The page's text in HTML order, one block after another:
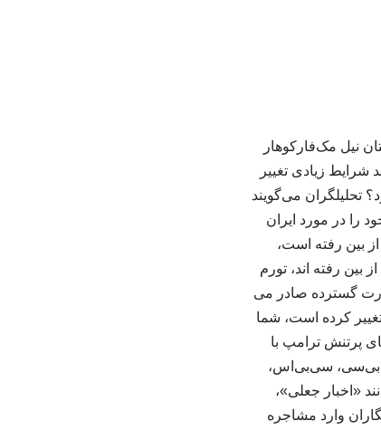
نیل مک‌فارکوهار
شرایط زیادی تغییر
چه امری بعد از تقریبا ۴ ماه جنگ تغییر کرد؟ تحلیلگران می‌گویند
را در مورد ایران
از بین رفته است،
بین رفته اند، تورم
صورت گسترده صادر می
کرده است، شما
پرتنش ترامپ با
سی‌بی‌اس،
«اخبار جعلی»،
وارد مشاجره